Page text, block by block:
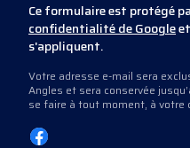
Ce formulaire est protégé
confidentialité de Google
s'appliquent.
Votre adresse e-mail sera
Angles et sera conservée
se faire à tout moment, à votre
ou en nous contactant